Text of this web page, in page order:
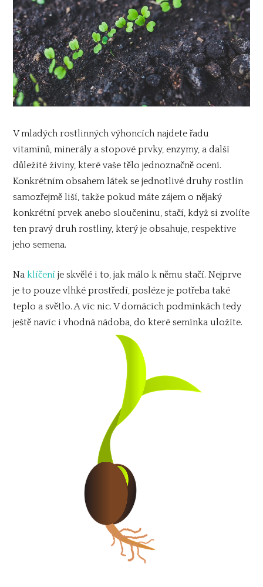
V mladých rostlinných výhoncích najdete řadu
vitamínů, minerály a stopové prvky, enzymy, a další
důležité živiny, které vaše tělo jednoznačně ocení.
Konkrétním obsahem látek se jednotlivé druhy rostlin
samozřejmě liší, takže pokud máte zájem o nějaký
konkrétní prvek anebo sloučeninu, stačí, když si zvolíte
ten pravý druh rostliny, který je obsahuje, respektive
jeho semena.
Naklíčení je skvělé i to, jak málo k němu stačí. Nejprve
je to pouze vlhké prostředí, posléze je potřeba také
teplo a světlo. A víc nic. V domácích podmínkách tedy
ještě navíc i vhodná nádoba, do které semínka uložíte.